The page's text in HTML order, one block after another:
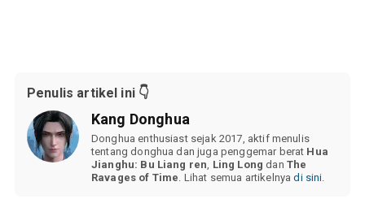
Penulis artikel ini 👇
Kang Donghua
Donghua enthusiast sejak 2017, aktif menulis
tentang donghua dan juga penggemar berat Hua
Jianghu: Bu Liang ren Ling Long dan The
Ravages of Time . Lihat semua artikelnyadi sini